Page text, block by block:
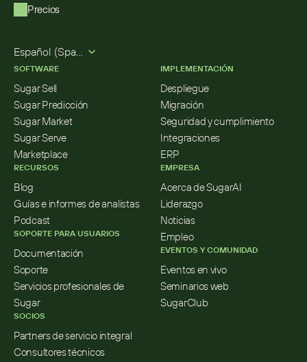
Precios
Español (Spanish)
SOFTWARE
Sugar Sell
Sugar Predicción
Sugar Market
Sugar Serve
Marketplace
RECURSOS
Blog
Guías e informes de analistas
Podcast
SOPORTE PARA USUARIOS
Documentación
Soporte
Servicios profesionales de
Sugar
SOCIOS
Partners de servicio integral
Consultores técnicos
IMPLEMENTACIÓN
Despliegue
Migración
Seguridad y cumplimiento
Integraciones
ERP
EMPRESA
Acerca de SugarAI
Liderazgo
Noticias
Empleo
EVENTOS Y COMUNIDAD
Eventos en vivo
Seminarios web
SugarClub